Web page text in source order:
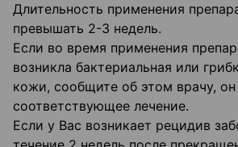
Длительность применения
превышать 2-3 недель.
Если во время применения
возникла бактериальная или
кожи, сообщите об этом врачу, он
соответствующее лечение.
Если у Вас возникает рецидив